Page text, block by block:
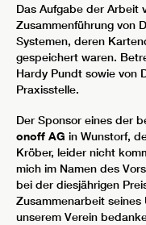
Das Aufgabe der Arbeit
Zusammenführung von
Systemen, deren
gespeichert waren.
Hardy Pundt sowie von
Praxisstelle.
Der Sponsor eines der
onoff AG in Wunstorf,
Kröber, leider nicht
mich im Namen des
bei der diesjährigen
Zusammenarbeit
unserem Verein